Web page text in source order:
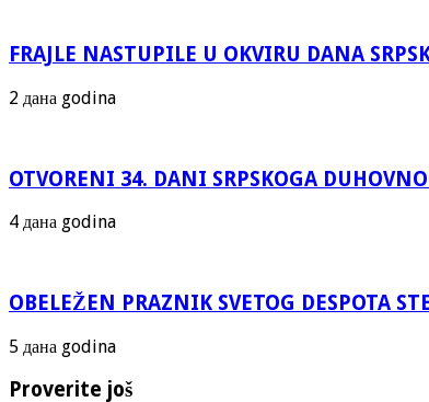
FRAJLE NASTUPILE U OKVIRU DANA
2 дана godina
OTVORENI 34. DANI SRPSKOGA
4 дана godina
OBELEŽEN PRAZNIK SVETOG DESPOTA
5 дана godina
Proverite još